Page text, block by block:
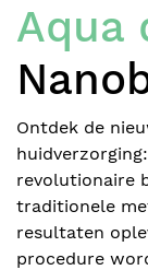
Aqua
Ontdek de
revolutionaire
traditionele
resultaten
procedure